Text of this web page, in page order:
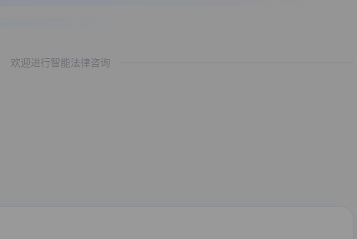
欢迎进行智能法律咨询